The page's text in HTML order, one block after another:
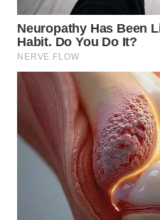
diminui o risco de
momentos de pico.
Na prática, manter lixeira
limpeza frequente e
vale mais do que confiar
O banheiro opera melhor
restrito ao que a rede foi
transportar, e esse
conexões, ramais e